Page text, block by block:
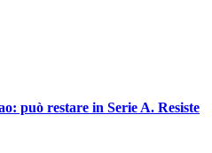
può restare in Serie A. Resiste